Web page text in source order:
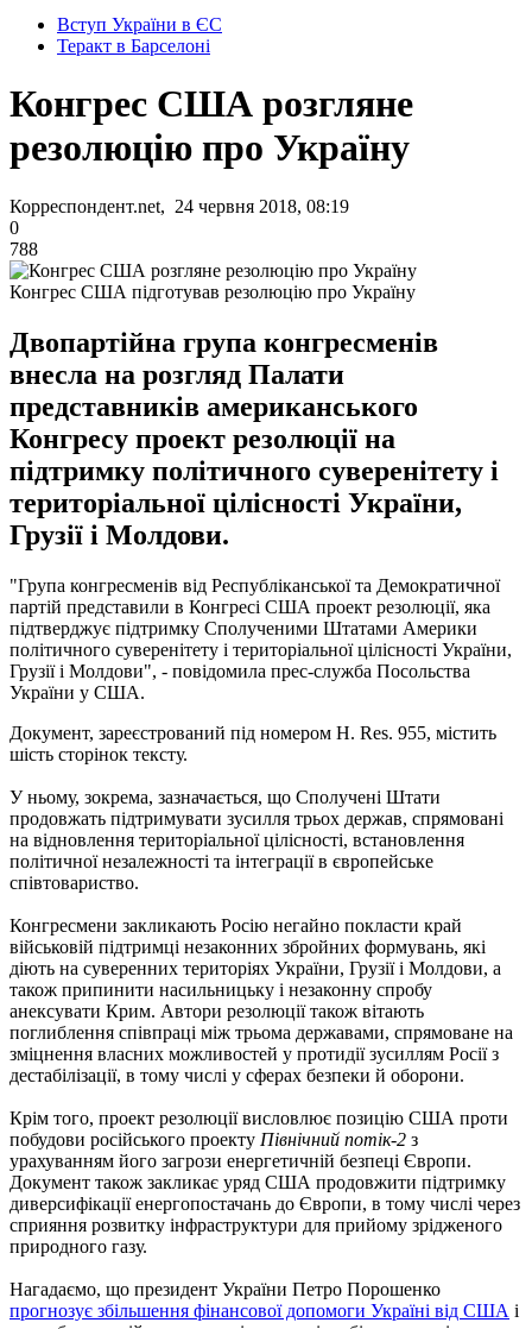
Вступ України в ЄС
Теракт в Барселоні
Конгрес США розгляне
резолюцію про Україну
Корреспондент.net, 24 червня 2018, 08:19
0
788
Конгрес США підготував резолюцію про Україну
Двопартійна група конгресменів
внесла на розгляд Палати
представників американського
Конгресу проект резолюції на
підтримку політичного суверенітету і
територіальної цілісності України,
Грузії і Молдови.
"Група конгресменів від Республіканської та Демократичної
партій представили в Конгресі США проект резолюції, яка
підтверджує підтримку Сполученими Штатами Америки
політичного суверенітету і територіальної цілісності України,
Грузії і Молдови", - повідомила прес-служба Посольства
України у США.
Документ, зареєстрований під номером H. Res. 955, містить
шість сторінок тексту.
У ньому, зокрема, зазначається, що Сполучені Штати
продовжать підтримувати зусилля трьох держав, спрямовані
на відновлення територіальної цілісності, встановлення
політичної незалежності та інтеграції в європейське
співтовариство.
Конгресмени закликають Росію негайно покласти край
військовій підтримці незаконних збройних формувань, які
діють на суверенних територіях України, Грузії і Молдови, а
також припинити насильницьку і незаконну спробу
анексувати Крим. Автори резолюції також вітають
поглиблення співпраці між трьома державами, спрямоване на
зміцнення власних можливостей у протидії зусиллям Росії з
дестабілізації, в тому числі у сферах безпеки й оборони.
Крім того, проект резолюції висловлює позицію США проти
побудови російського проекту Північний потік-2 з
урахуванням його загрози енергетичній безпеці Європи.
Документ також закликає уряд США продовжити підтримку
диверсифікації енергопостачань до Європи, в тому числі через
сприяння розвитку інфраструктури для прийому зрідженого
природного газу.
Нагадаємо, що президент України Петро Порошенко
прогнозує збільшення фінансової допомоги Україні від США і